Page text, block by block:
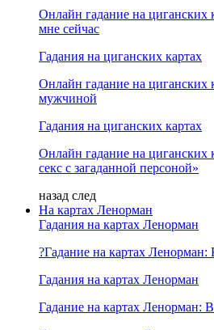
Онлайн гадание на циганских
мне сейчас
Гадания на циганских картах
Онлайн гадание на циганских
мужчиной
Гадания на циганских картах
Онлайн гадание на циганских
секс с загаданной персоной»
назад след
На картах Ленорман
Гадания на картах Ленорман
?Гадание на картах Ленорман:
Гадания на картах Ленорман
Гадание на картах Ленорман: